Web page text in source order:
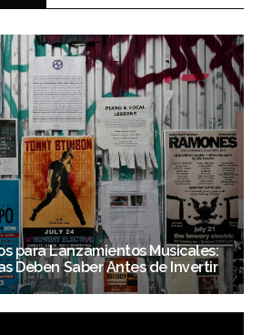
para Lanzamientos Musicales:
Deben Saber Antes de Invertir